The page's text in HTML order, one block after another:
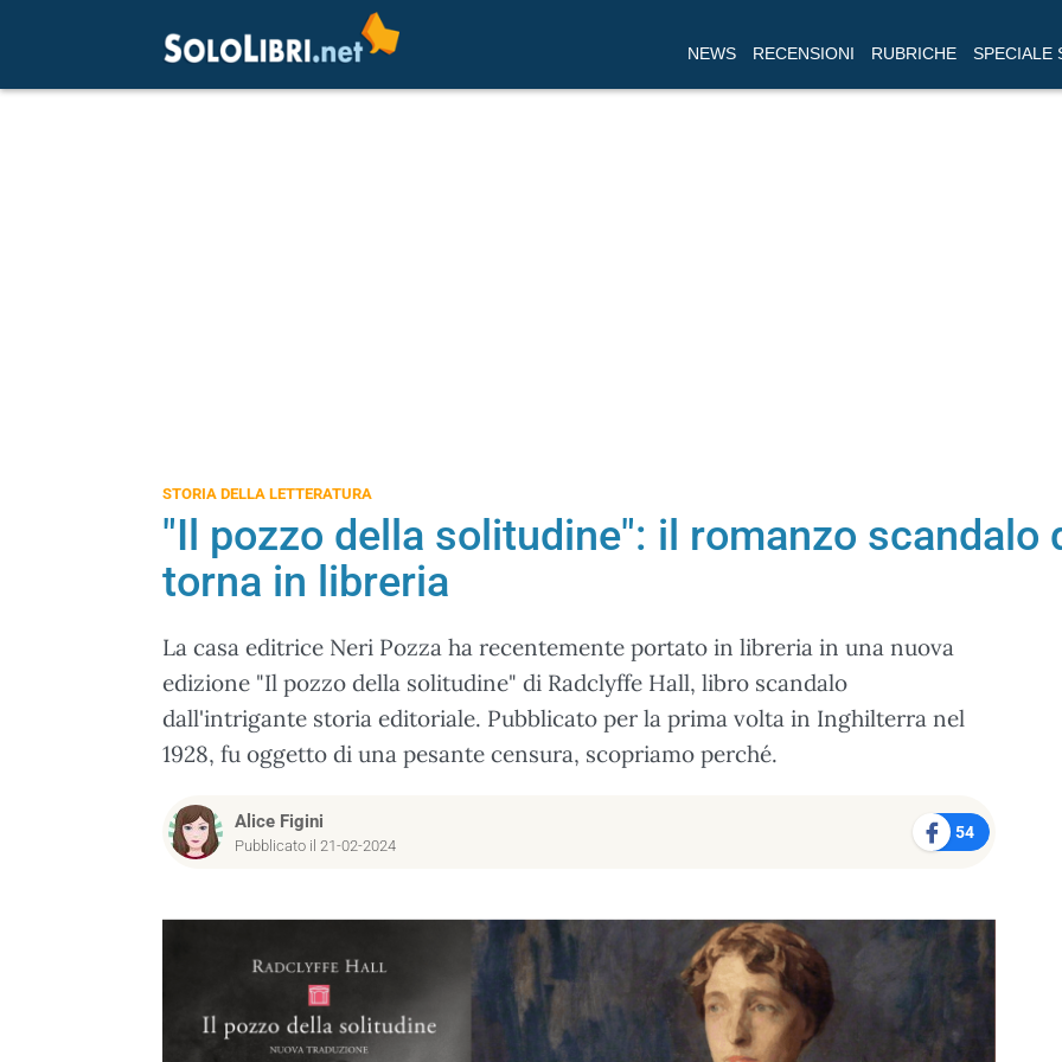
NEWS RECENSIONI RUBRICHE SPECIALE
STORIA DELLA LETTERATURA
"Il pozzo della solitudine": il romanzo scandalo
torna in libreria
La casa editrice Neri Pozza ha recentemente portato in libreria in una nuova
edizione "Il pozzo della solitudine" di Radclyffe Hall, libro scandalo
dall'intrigante storia editoriale. Pubblicato per la prima volta in Inghilterra nel
1928, fu oggetto di una pesante censura, scopriamo perché.
Alice Figini
Pubblicato il 21-02-2024
54